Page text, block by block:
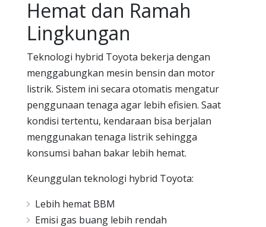
Hemat dan Ramah
Lingkungan
Teknologi hybrid Toyota bekerja dengan
menggabungkan mesin bensin dan motor
listrik. Sistem ini secara otomatis mengatur
penggunaan tenaga agar lebih efisien. Saat
kondisi tertentu, kendaraan bisa berjalan
menggunakan tenaga listrik sehingga
konsumsi bahan bakar lebih hemat.
Keunggulan teknologi hybrid Toyota:
Lebih hemat BBM
Emisi gas buang lebih rendah